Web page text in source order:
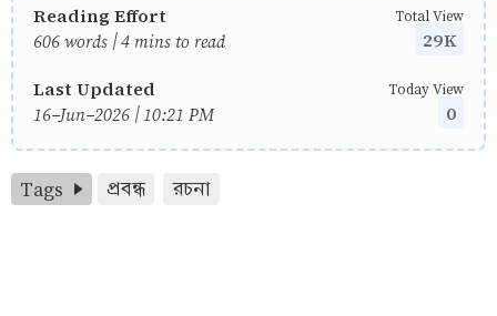
Reading Effort
606 words | 4 mins to read
Total View
29K
Last Updated
16-Jun-2026 | 10:21 PM
Today View
0
Tags প্রবন্ধ রচনা